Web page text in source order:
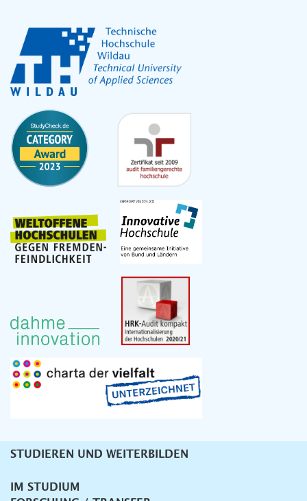
Unternavigation
STUDIEREN UND WEITERBILDEN
IM STUDIUM